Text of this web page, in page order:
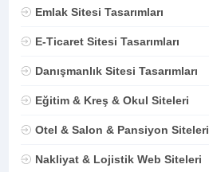
Emlak Sitesi Tasarımları
E-Ticaret Sitesi Tasarımları
Danışmanlık Sitesi Tasarımları
Eğitim & Kreş & Okul Siteleri
Otel & Salon & Pansiyon Siteleri
Nakliyat & Lojistik Web Siteleri